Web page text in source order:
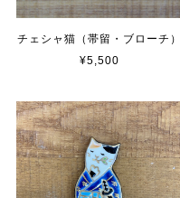
チェシャ猫（帯留・ブローチ）
¥5,500